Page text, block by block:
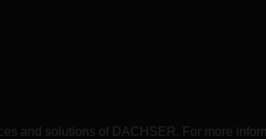
and solutions of DACHSER. For more